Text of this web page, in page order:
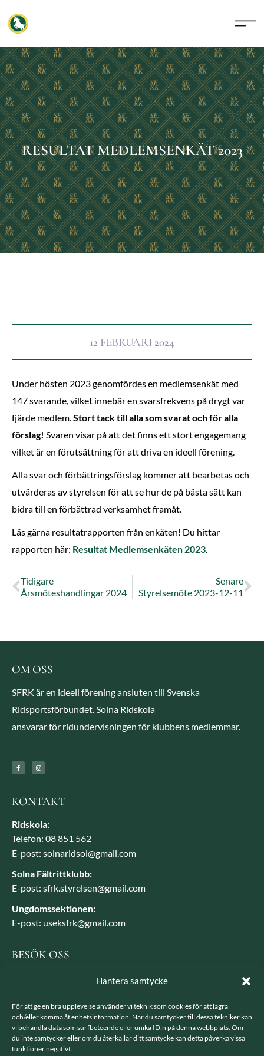
Hantera samtycke
För att ge en bra upplevelse använder vi teknik som cookies för att lagra
och/eller komma åt enhetsinformation. När du samtycker till dessa tekniker kan
vi behandla data som surfbeteende eller unika ID:n på denna webbplats. Om
du inte samtycker eller om du återkallar ditt samtycke kan detta påverka vissa
funktioner negativt.
RESULTAT MEDLEMSENKÄT 2023
12 FEBRUARI 2024
Under hösten 2023 genomfördes en medlemsenkät med
147 svarande, vilket innebär en svarsfrekvens på drygt var
fjärde medlem.Stort tack till alla som svarat och för alla
förslag! Svaren visar på att det finns ett stort engagemang
vilket är en förutsättning för att driva en ideell förening.
Alla svar och förbättringsförslag kommer att bearbetas och
utvärderas av styrelsen för att se hur de på bästa sätt kan
bidra till en förbättrad verksamhet framåt.
Läs gärna resultatrapporten från enkäten! Du hittar
rapporten här: Resultat Medlemsenkäten 2023.
Tidigare
Årsmöteshandlingar 2024
Senare
Styrelsemöte 2023-12-11
OM OSS
SFRK är en ideell förening ansluten till Svenska
Ridsportsförbundet. Solna Ridskola
ansvarar för ridundervisningen för klubbens medlemmar.
KONTAKT
Ridskola:
Telefon: 08 851 562
E-post: solnaridsol@gmail.com
Solna Fältrittklubb:
E-post: sfrk.styrelsen@gmail.com
Ungdomssektionen:
E-post: useksfrk@gmail.com
BESÖK OSS
Besöksadress: Järvavägen 7, 170 79 Solna
LÄNKAR
Integritetspolicy